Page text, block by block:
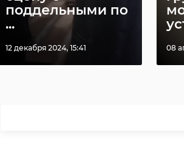
поддельными по
...
12 декабря 2024, 15:41 08
«Впервые в истории
Одна половина остаётся у
Каждый участник, сойдя с
поделится победой с